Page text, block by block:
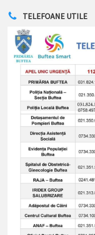
TELEFOANE UTILE